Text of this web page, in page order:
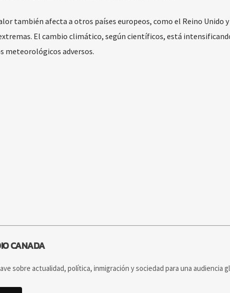
también afecta a otros países europeos, como el Reino Unido
El cambio climático, según científicos, está
meteorológicos adversos.
CANADA
sobre actualidad, política, inmigración y sociedad para una audiencia